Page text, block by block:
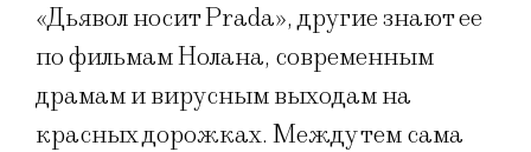
«Дьявол носит Prada», другие знают ее
по фильмам Нолана, современным
драмам и вирусным выходам на
красных дорожках. Между тем сама